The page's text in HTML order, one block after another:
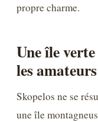
propre charme.
Une île
les
Skopelos ne se
une île